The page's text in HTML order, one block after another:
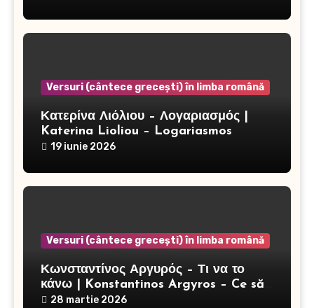
Versuri (cântece grecești) în limba română
Κατερίνα Λιόλιου – Λογαριασμός |
Katerina Lioliou – Logariasmos
19 iunie 2026
Versuri (cântece grecești) în limba română
Κωνσταντίνος Αργυρός – Τι να το
κάνω | Konstantinos Argyros – Ce să
fac28 martie 2026